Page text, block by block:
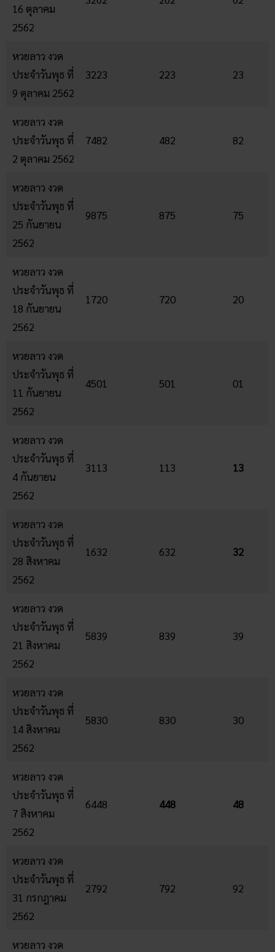
16 ตุลาคม
2562
หวยลาว งวด
ประจำวันพุธ ที่
9 ตุลาคม 2562
3223 223 23
หวยลาว งวด
ประจำวันพุธ ที่
2 ตุลาคม 2562
7482 482 82
หวยลาว งวด
ประจำวันพุธ ที่
25 กันยายน
2562
9875 875 75
หวยลาว งวด
ประจำวันพุธ ที่
18 กันยายน
2562
1720 720 20
หวยลาว งวด
ประจำวันพุธ ที่
11 กันยายน
2562
4501 501 01
หวยลาว งวด
ประจำวันพุธ ที่
4 กันยายน
2562
3113 113 13
หวยลาว งวด
ประจำวันพุธ ที่
28 สิงหาคม
2562
1632 632 32
หวยลาว งวด
ประจำวันพุธ ที่
21 สิงหาคม
2562
5839 839 39
หวยลาว งวด
ประจำวันพุธ ที่
14 สิงหาคม
2562
5830 830 30
หวยลาว งวด
ประจำวันพุธ ที่
7 สิงหาคม
2562
6448 448 48
หวยลาว งวด
ประจำวันพุธ ที่
31 กรกฎาคม
2562
2792 792 92
หวยลาว งวด